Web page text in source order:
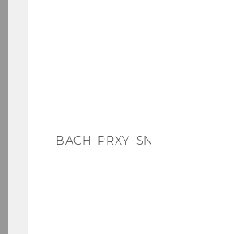
nach­zu­le­sen in "WOMAN" vom
BACH_PRXY_SN